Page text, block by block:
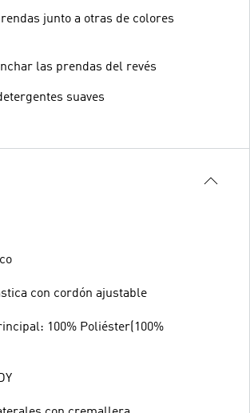
junto a otras de colores
las prendas del revés
suaves
con cordón ajustable
100% Poliéster(100%